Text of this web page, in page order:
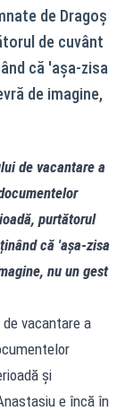
de Dragoș
de cuvânt
că 'așa-zisa
de imagine,
de vacantare a
purtătorul
că 'așa-zisa
nu un gest
vacantare a
și
e încă în